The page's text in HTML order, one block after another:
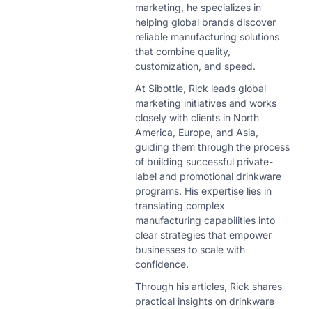
marketing, he specializes in
helping global brands discover
reliable manufacturing solutions
that combine quality,
customization, and speed.
At Sibottle, Rick leads global
marketing initiatives and works
closely with clients in North
America, Europe, and Asia,
guiding them through the process
of building successful private-
label and promotional drinkware
programs. His expertise lies in
translating complex
manufacturing capabilities into
clear strategies that empower
businesses to scale with
confidence.
Through his articles, Rick shares
practical insights on drinkware